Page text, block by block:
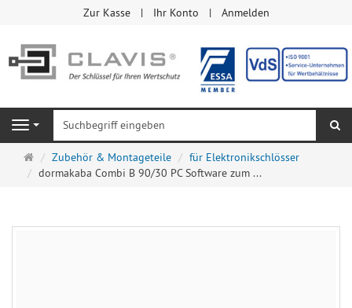
Zur Kasse Ihr Konto Anmelden
Navigation
Startseite
Zubehör & Montageteile
für Elektronikschlösser
dormakaba Combi B 90/30 PC Software zum ...